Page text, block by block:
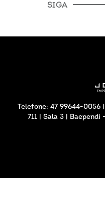
SIGA
Telefone: 47 99644-0056
711 | Sala 3 |